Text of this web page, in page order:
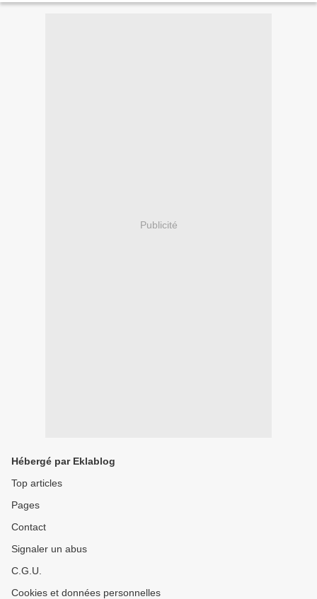
Publicité
Hébergé par Eklablog
Top articles
Pages
Contact
Signaler un abus
C.G.U.
Cookies et données personnelles